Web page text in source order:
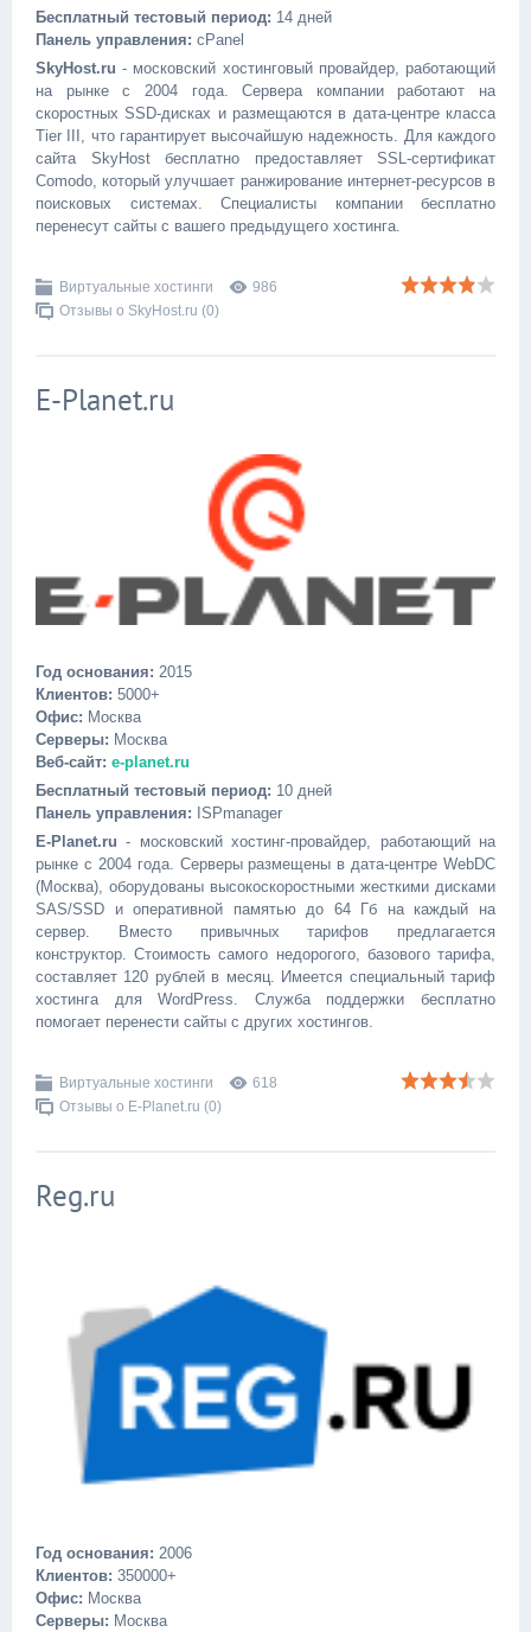
Бесплатный тестовый период: 14 дней
Панель управления: cPanel
SkyHost.ru - московский хостинговый провайдер, работающий
на рынке с 2004 года. Сервера компании работают на
скоростных SSD-дисках и размещаются в дата-центре класса
Tier III, что гарантирует высочайшую надежность. Для каждого
сайта SkyHost бесплатно предоставляет SSL-сертификат
Comodo, который улучшает ранжирование интернет-ресурсов в
поисковых системах. Специалисты компании бесплатно
перенесут сайты с вашего предыдущего хостинга.
Виртуальные хостинги
986
Отзывы о SkyHost.ru (0)
E-Planet.ru
Год основания: 2015
Клиентов: 5000+
Офис: Москва
Серверы: Москва
Веб-сайт: e-planet.ru
Бесплатный тестовый период: 10 дней
Панель управления: ISPmanager
E-Planet.ru - московский хостинг-провайдер, работающий на
рынке с 2004 года. Серверы размещены в дата-центре WebDC
(Москва), оборудованы высокоскоростными жесткими дисками
SAS/SSD и оперативной памятью до 64 Гб на каждый на
сервер. Вместо привычных тарифов предлагается
конструктор. Стоимость самого недорогого, базового тарифа,
составляет 120 рублей в месяц. Имеется специальный тариф
хостинга для WordPress. Служба поддержки бесплатно
помогает перенести сайты с других хостингов.
Виртуальные хостинги
618
Отзывы о E-Planet.ru (0)
Reg.ru
Год основания: 2006
Клиентов: 350000+
Офис: Москва
Серверы: Москва